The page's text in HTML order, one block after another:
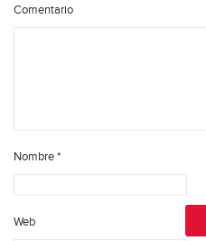
Comentario
Nombre*
Web